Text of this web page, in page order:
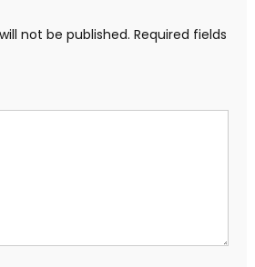
not be published. Required fields